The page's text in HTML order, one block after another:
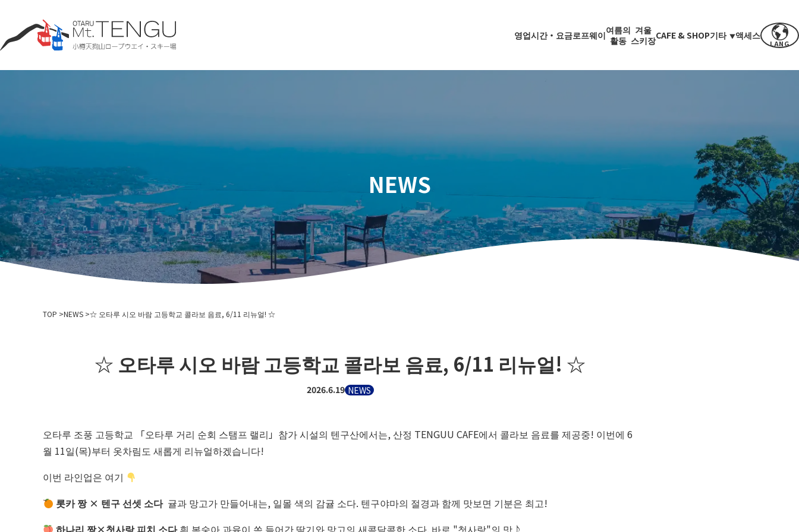
영업시간・요금로프웨이여름의
활동
겨울
스키장CAFE & SHOP기타 액세스
LANG
NEWS
TOP NEWS ☆ 오타루 시오 바람 고등학교 콜라보 음료, 6/11 리뉴얼! ☆
☆ 오타루 시오 바람 고등학교 콜라보 음료, 6/11 리뉴얼! ☆
2026.6.19 NEWS
오타루 조풍 고등학교 「오타루 거리 순회 스탬프 랠리」참가 시설의 텐구산에서는, 산정 TENGUU CAFE에서 콜라보 음료를 제공중! 이번에 6
월 11일(목)부터 옷차림도 새롭게 리뉴얼하겠습니다!
이번 라인업은 여기
롯카 짱 × 텐구 선셋 소다귤과 망고가 만들어내는, 일몰 색의 감귤 소다. 텐구야마의 절경과 함께 맛보면 기분은 최고!
하나리 짱×첫사랑 피치 소다흰 복숭아 과육이 쏙 들어간 딸기와 망고의 새콤달콤한 소다. 바로 "첫사랑"의 맛♪